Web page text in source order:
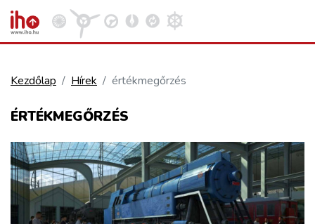
VASÚT
KÖZÚT
REPÜLÉS
Kezdőlap Hírek értékmegőrzés
ÉRTÉKMEGŐRZÉS